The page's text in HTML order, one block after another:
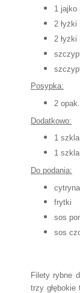
1 jajko
2 łyżki
2
Posypka:
2
Dodatkowo:
1
1
Do podania:
cytryna
frytki
sos
sos
Filety rybne
trzy